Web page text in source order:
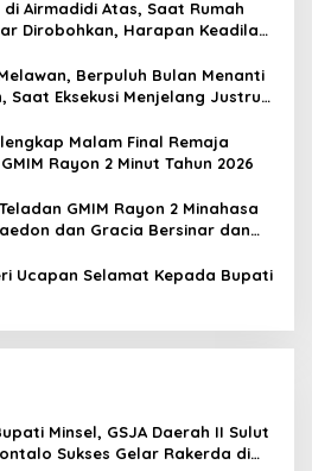
Airmadidi Atas, Saat Rumah
Dirobohkan, Harapan Keadilan
Berpuluh Bulan Menanti
Saat Eksekusi Menjelang Justru
Malam Final Remaja
Rayon 2 Minut Tahun 2026
GMIM Rayon 2 Minahasa
dan Gracia Bersinar dan
Ucapan Selamat Kepada Bupati
Minsel, GSJA Daerah II Sulut
Sukses Gelar Rakerda di